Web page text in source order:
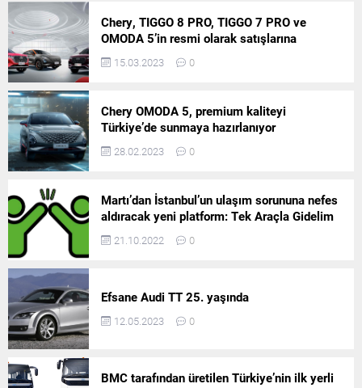
Chery, TIGGO 8 PRO, TIGGO 7 PRO ve
OMODA 5’in resmi olarak satışlarına
başlıyor!
15.03.2023 0
Chery OMODA 5, premium kaliteyi
Türkiye’de sunmaya hazırlanıyor
28.02.2023 0
Martı’dan İstanbul’un ulaşım sorununa nefes
aldıracak yeni platform: Tek Araçla Gidelim
(TAG)21.10.2022 0
Efsane Audi TT 25. yaşında
12.05.2023 0
BMC tarafından üretilen Türkiye’nin ilk yerli